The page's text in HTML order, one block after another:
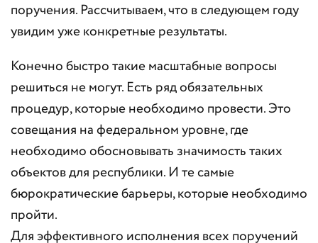
поручения. Рассчитываем, что в следующем году
увидим уже конкретные результаты.
Конечно быстро такие масштабные вопросы
решиться не могут. Есть ряд обязательных
процедур, которые необходимо провести. Это
совещания на федеральном уровне, где
необходимо обосновывать значимость таких
объектов для республики. И те самые
бюрократические барьеры, которые необходимо
пройти.
Для эффективного исполнения всех поручений